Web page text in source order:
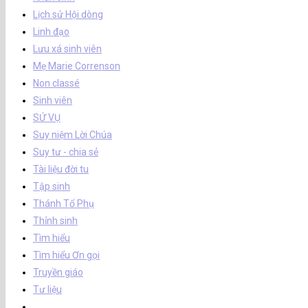
Lịch sử Hội dòng
Linh đạo
Lưu xá sinh viên
Mẹ Marie Correnson
Non classé
Sinh viên
SỨ VỤ
Suy niệm Lời Chúa
Suy tư - chia sẻ
Tài liệu đời tu
Tập sinh
Thánh Tổ Phụ
Thỉnh sinh
Tìm hiểu
Tìm hiểu Ơn gọi
Truyền giáo
Tư liệu